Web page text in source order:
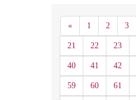
«Anterior
1 2 3
21 22 23
40 41 42
59 60 61